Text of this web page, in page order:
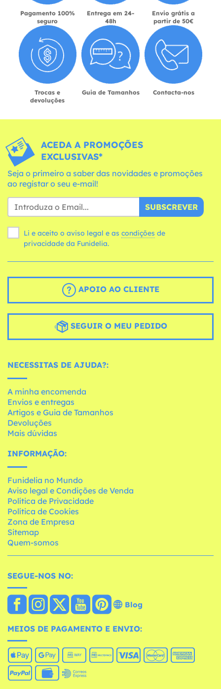
Pagamento 100%
seguro
Entrega em 24-
48h
Envio grátis a
partir de 50€
Trocas e
devoluções
Guia de Tamanhos Contacta-nos
ACEDA A PROMOÇÕES
EXCLUSIVAS*
Seja o primeiro a saber das novidades e promoções
ao registar o seu e-mail!
SUBSCREVER
Li e aceito o aviso legal e as condições
privacidade da Funidelia.
APOIO AO CLIENTE
SEGUIR O MEU PEDIDO
NECESSITAS DE AJUDA?:
A minha encomenda
Envios e entregas
Artigos e Guia de Tamanhos
Devoluções
Mais dúvidas
INFORMAÇÃO:
Funidelia no Mundo
Aviso legal e Condições de Venda
Política de Privacidade
Política de Cookies
Zona de Empresa
Sitemap
Quem-somos
SEGUE-NOS NO:
Blog
MEIOS DE PAGAMENTO E ENVIO: